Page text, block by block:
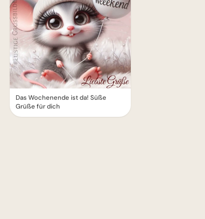
Das Wochenende ist da! Süße
Grüße für dich